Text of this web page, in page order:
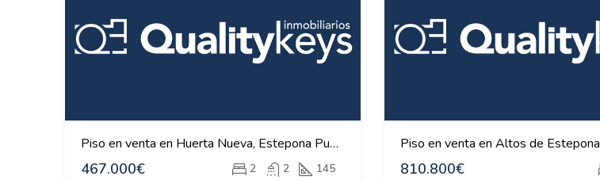
Piso en venta en Huerta Nueva, Estepona Pueblo, Estepona
467.000€ 2 2 145
Piso en venta en Altos de Estepona
810.800€